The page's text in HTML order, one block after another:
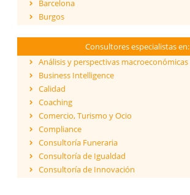
Barcelona
Burgos
Cantabria
Castellón
Ceuta
Ciudad Real
Córdoba
Cuenca
Girona
Granada
Guadalajara
Consultores especialistas en:
Análisis y perspectivas macroeconómicas
Business Intelligence
Calidad
Coaching
Comercio, Turismo y Ocio
Compliance
Consultoría Funeraria
Consultoría de Igualdad
Consultoría de Innovación